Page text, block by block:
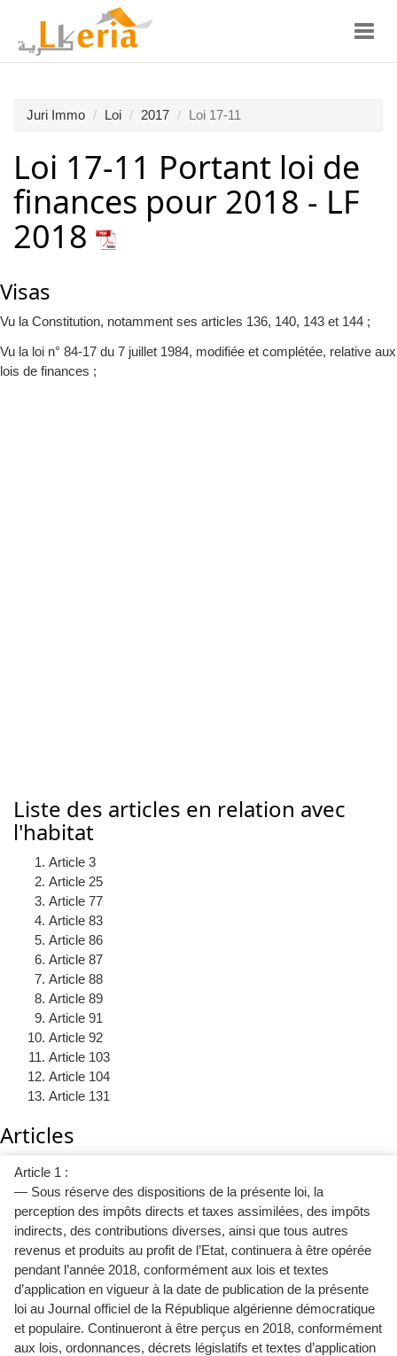
Juri Immo Loi 2017 Loi 17-11
Loi 17-11 Portant loi de
finances pour 2018 - LF
2018
Visas
Vu la Constitution, notamment ses articles 136, 140, 143 et 144 ;
Vu la loi n° 84-17 du 7 juillet 1984, modifiée et complétée, relative aux
lois de finances ;
Liste des articles en relation avec
l'habitat
Article 3
Article 25
Article 77
Article 83
Article 86
Article 87
Article 88
Article 89
Article 91
Article 92
Article 103
Article 104
Article 131
Articles
Article 1 :
— Sous réserve des dispositions de la présente loi, la
perception des impôts directs et taxes assimilées, des impôts
indirects, des contributions diverses, ainsi que tous autres
revenus et produits au profit de l’Etat, continuera à être opérée
pendant l’année 2018, conformément aux lois et textes
d’application en vigueur à la date de publication de la présente
loi au Journal officiel de la République algérienne démocratique
et populaire. Continueront à être perçus en 2018, conformément
aux lois, ordonnances, décrets législatifs et textes d’application